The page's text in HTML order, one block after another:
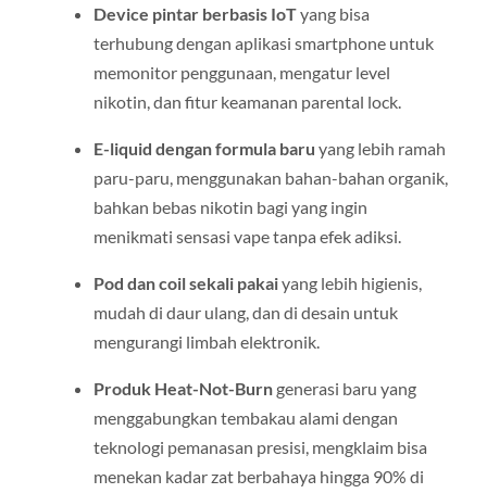
Device pintar berbasis IoTyang bisa
terhubung dengan aplikasi smartphone untuk
memonitor penggunaan, mengatur level
nikotin, dan fitur keamanan parental lock.
E-liquid dengan formula baru yang lebih ramah
paru-paru, menggunakan bahan-bahan organik,
bahkan bebas nikotin bagi yang ingin
menikmati sensasi vape tanpa efek adiksi.
Pod dan coil sekali pakaiyang lebih higienis,
mudah di daur ulang, dan di desain untuk
mengurangi limbah elektronik.
Produk Heat-Not-Burngenerasi baru yang
menggabungkan tembakau alami dengan
teknologi pemanasan presisi, mengklaim bisa
menekan kadar zat berbahaya hingga 90% di